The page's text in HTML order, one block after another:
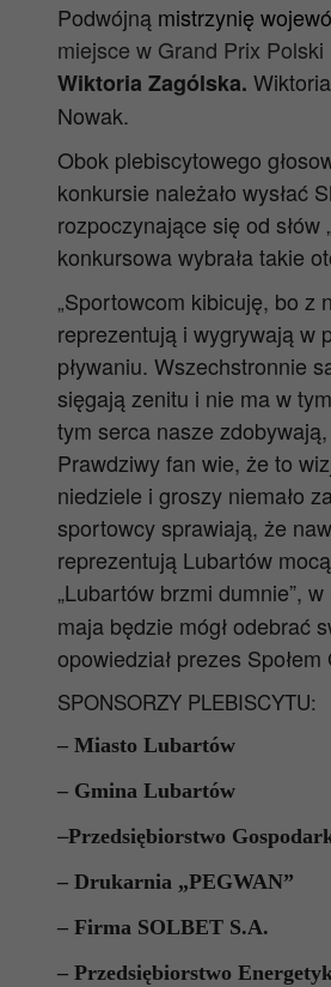
Podwójną mistrzynię
miejsce w Grand Prix
Wiktoria Zagólska.
Nowak.
Obok plebiscytowego
konkursie należało wysłać
rozpoczynające się od
konkursowa wybrała takie
„Sportowcom kibicuję, bo z
reprezentują i wygrywają w
pływaniu. Wszechstronnie
sięgają zenitu i nie ma w
tym serca nasze
Prawdziwy fan wie, że to
niedziele i groszy niemało
sportowcy sprawiają, że
reprezentują Lubartów
„Lubartów brzmi dumnie”,
maja będzie mógł odebrać
opowiedział prezes
SPONSORZY PLEBISCYTU:
– Miasto Lubartów
– Gmina Lubartów
–Przedsiębiorstwo
– Drukarnia „PEGWAN”
– Firma SOLBET S.A.
– Przedsiębiorstwo